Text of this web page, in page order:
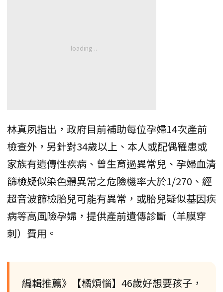
林真夙指出，政府目前補助每位孕婦14次產前
檢查外，另針對34歲以上、本人或配偶罹患或
家族有遺傳性疾病、曾生育過異常兒、孕婦血清
篩檢疑似染色體異常之危險機率大於1/270、經
超音波篩檢胎兒可能有異常，或胎兒疑似基因疾
病等高風險孕婦，提供產前遺傳診斷（羊膜穿
刺）費用。
編輯推薦》【橘煩惱】46歲好想要孩子，